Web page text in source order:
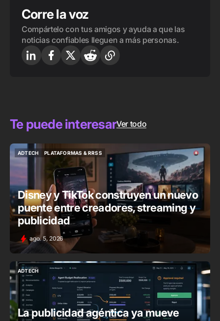
Corre la voz
Compártelo con tus amigos y ayuda a que las
noticias confiables lleguen a más personas.
Te puede interesarVer todo
ADTECH
PLATAFORMAS & RRSS
PLATAFORMAS & RRSS
Disney y TikTok construyen un nuevo
puente entre creadores, streaming y
publicidad
ago. 5, 2026
ADTECH
ADTECH
La publicidad agéntica ya mueve